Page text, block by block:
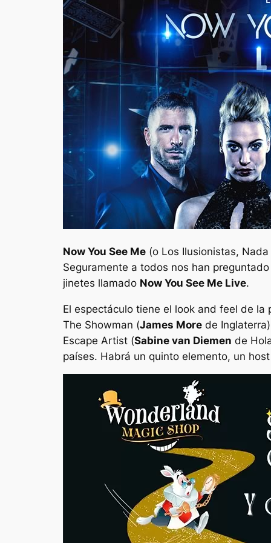
Now You See Me (o Los Ilusionistas,
Seguramente a todos nos han
jinetes llamado Now You See Me Live.
El espectáculo tiene el look and feel de la
The Showman (James More de
Escape Artist (Sabine van Diemen de
países. Habrá un quinto elemento, un host